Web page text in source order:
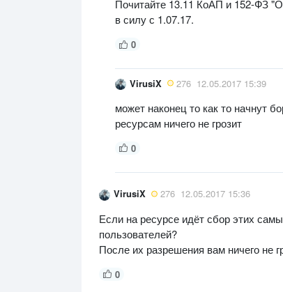
Почитайте 13.11 КоАП и 152-ФЗ
в силу с 1.07.17.
0
VirusiX 276 12.05.2017 15:39
может наконец то как то начнут
ресурсам ничего не грозит
0
VirusiX 276 12.05.2017 15:36
Если на ресурсе идёт сбор этих
пользователей?
После их разрешения вам ничего не
0